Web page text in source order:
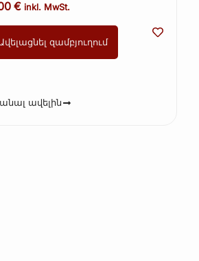
€ inkl. MwSt.
զամբյուղում
ավելին